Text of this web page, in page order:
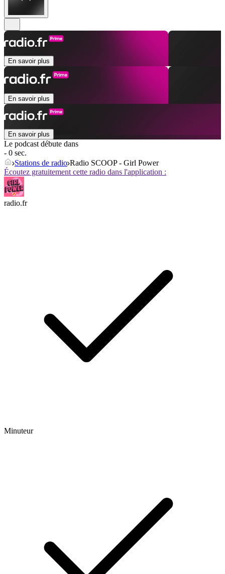
En savoir plus
En savoir plus
En savoir plus
Le podcast débute dans
- 0 sec.
Stations de radio Radio SCOOP - Girl Power
Écoutez gratuitement cette radio dans l'application :
radio.fr
Minuteur